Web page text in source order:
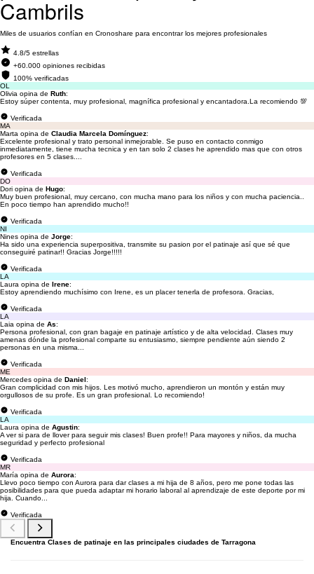
Cambrils
Miles de usuarios confían en Cronoshare para encontrar los mejores profesionales
4.8/5 estrellas
+60.000 opiniones recibidas
100% verificadas
OL
Olivia opina de Ruth:
Estoy súper contenta, muy profesional, magnífica profesional y encantadora.La recomiendo 💯
Verificada
MA
Marta opina de Claudia Marcela Domínguez:
Excelente profesional y trato personal inmejorable. Se puso en contacto conmigo
inmediatamente, tiene mucha tecnica y en tan solo 2 clases he aprendido mas que con otros
profesores en 5 clases....
Verificada
DO
Dori opina de Hugo:
Muy buen profesional, muy cercano, con mucha mano para los niños y con mucha paciencia..
En poco tiempo han aprendido mucho!!
Verificada
NI
Nines opina de Jorge:
Ha sido una experiencia superpositiva, transmite su pasion por el patinaje así que sé que
conseguiré patinar!! Gracias Jorge!!!!!
Verificada
LA
Laura opina de Irene:
Estoy aprendiendo muchísimo con Irene, es un placer tenerla de profesora. Gracias,
Verificada
LA
Laia opina de As:
Persona profesional, con gran bagaje en patinaje artístico y de alta velocidad. Clases muy
amenas dónde la profesional comparte su entusiasmo, siempre pendiente aún siendo 2
personas en una misma...
Verificada
ME
Mercedes opina de Daniel:
Gran complicidad con mis hijos. Les motivó mucho, aprendieron un montón y están muy
orgullosos de su profe. Es un gran profesional. Lo recomiendo!
Verificada
LA
Laura opina de Agustin:
A ver si para de llover para seguir mis clases! Buen profe!! Para mayores y niños, da mucha
seguridad y perfecto profesional
Verificada
MR
María opina de Aurora:
Llevo poco tiempo con Aurora para dar clases a mi hija de 8 años, pero me pone todas las
posibilidades para que pueda adaptar mi horario laboral al aprendizaje de este deporte por mi
hija. Cuando...
Verificada
Encuentra Clases de patinaje en las principales ciudades de Tarragona